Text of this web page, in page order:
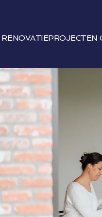
RENOVATIEPROJECTEN